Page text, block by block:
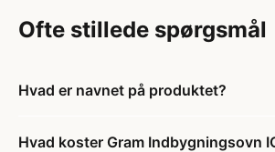
Ofte stillede spørgsmål
Hvad er navnet på produktet?
Hvad koster Gram Indbygningsovn